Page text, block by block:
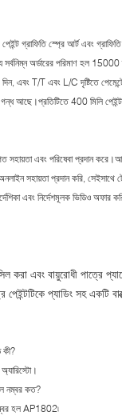
গ্রাফিতি স্প্রে আর্ট এবং
সর্বনিম্ন অর্ডারের পরিমাণ হল
T/T এবং L/C দৃষ্টিতে
আছে।প্রতিটিতে 400 মিলি
সহায়তা এবং পরিষেবা প্রদান
সহায়তা প্রদান করি,
এবং নির্দেশমূলক ভিডিও
করা এবং বায়ুরোধী পাত্রে
পেইন্টটিকে প্যাডিং সহ একটি
কী?
নম্বর কত?
হল AP1802৷